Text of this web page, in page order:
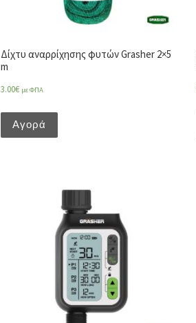
Δίχτυ αναρρίχησης φυτών Grasher 2×5
m
3.00€ με ΦΠΑ
Αγορά